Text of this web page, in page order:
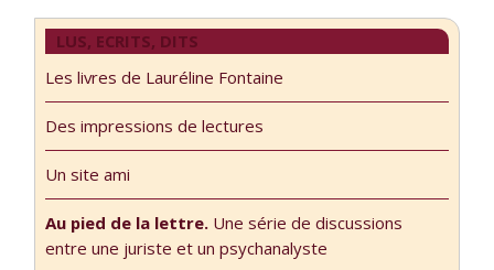
LUS, ECRITS, DITS
Les livres de Lauréline Fontaine
Des impressions de lectures
Un site ami
Au pied de la lettre. Une série de discussions
entre une juriste et un psychanalyste